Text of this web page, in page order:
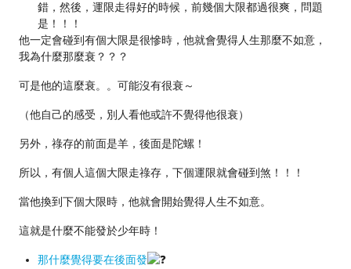
錯，然後，運限走得好的時候，前幾個大限都過很爽，問題
是！！！
他一定會碰到有個大限是很慘時，他就會覺得人生那麼不如意，
我為什麼那麼衰？？？
可是他的這麼衰。。可能沒有很衰～
（他自己的感受，別人看他或許不覺得他很衰）
另外，祿存的前面是羊，後面是陀螺！
所以，有個人這個大限走祿存，下個運限就會碰到煞！！！
當他換到下個大限時，他就會開始覺得人生不如意。
這就是什麼不能發於少年時！
那什麼覺得要在後面發